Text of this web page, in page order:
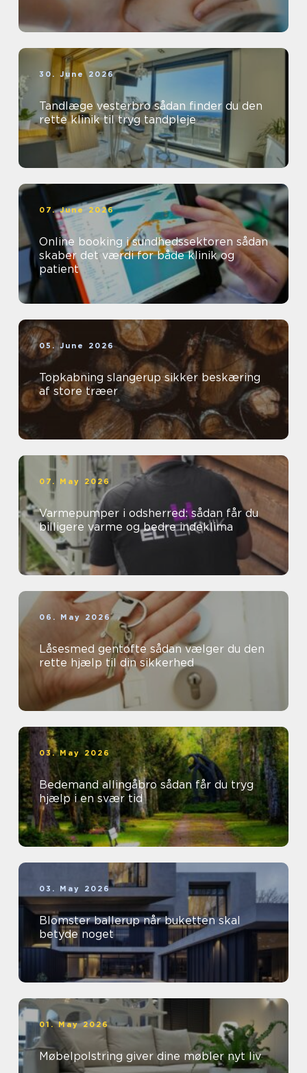
30. June 2026
Tandlæge vesterbro sådan finder du den
rette klinik til tryg tandpleje
07. June 2026
Online booking i sundhedssektoren sådan
skaber det værdi for både klinik og
patient
05. June 2026
Topkabning slangerup sikker beskæring
af store træer
07. May 2026
Varmepumper i odsherred: sådan får du
billigere varme og bedre indeklima
06. May 2026
Låsesmed gentofte sådan vælger du den
rette hjælp til din sikkerhed
03. May 2026
Bedemand allingåbro sådan får du tryg
hjælp i en svær tid
03. May 2026
Blomster ballerup når buketten skal
betyde noget
01. May 2026
Møbelpolstring giver dine møbler nyt liv